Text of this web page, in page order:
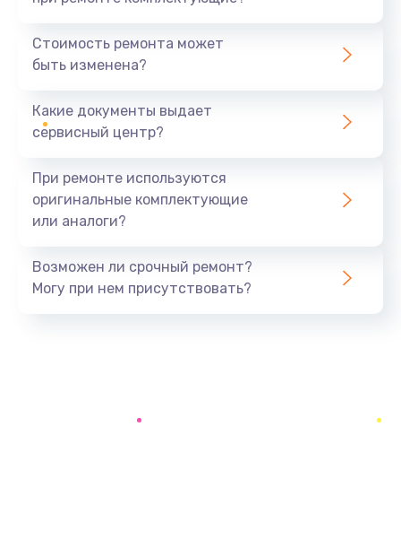
390 руб.
Замена разъёма наушников (гарнитуры)
Замена кнопок громкости
Заказать
Стоимость ремонта может
быть изменена?
Какие документы выдает
сервисный центр?
При ремонте используются
оригинальные комплектующие
или аналоги?
Возможен ли срочный ремонт?
Могу при нем присутствовать?